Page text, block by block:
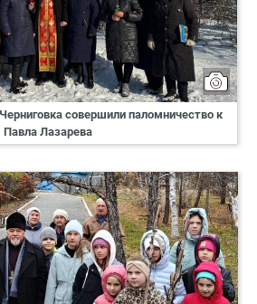
совершили паломничество к
Лазарева